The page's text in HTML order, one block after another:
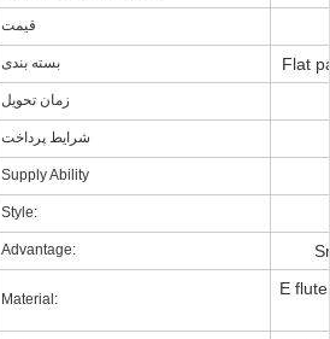
قیمت
بسته بندی Flat
زمان تحویل
شرایط پرداخت
Supply Ability
Style:
Advantage:
Material:
E